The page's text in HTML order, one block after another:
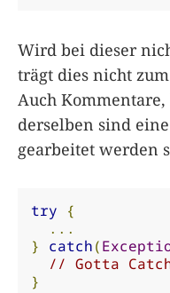
Wird bei dieser
trägt dies nicht
Auch
derselben sind
gearbeitet werden
try {
...
} catch(
// Gotta
}